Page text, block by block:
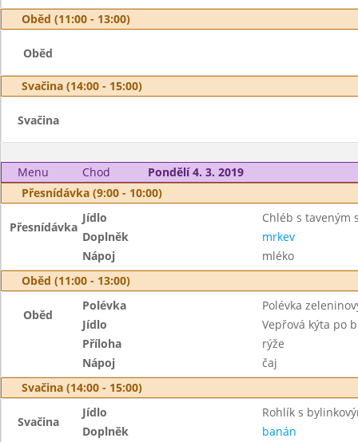
Oběd (11:00 - 13:00)
Oběd
Svačina (14:00 - 15:00)
Svačina
Menu Chod
Pondělí 4. 3. 2019
Přesnídávka (9:00 - 10:00)
Přesnídávka
Jídlo
Chléb s taveným
Doplněk
mrkev
Nápoj
mléko
Oběd (11:00 - 13:00)
Oběd
Polévka
Polévka
Jídlo
Vepřová kýta po
Příloha
rýže
Nápoj
čaj
Svačina (14:00 - 15:00)
Svačina
Jídlo
Rohlík s
Doplněk
banán